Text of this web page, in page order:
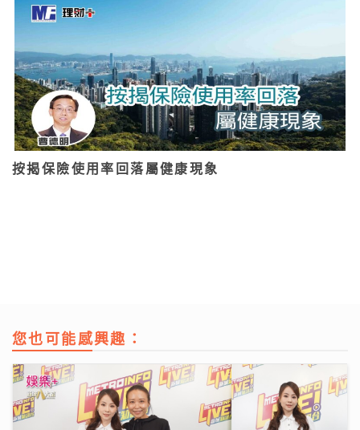
按揭保險使用率回落屬健康現象
您也可能感興趣：